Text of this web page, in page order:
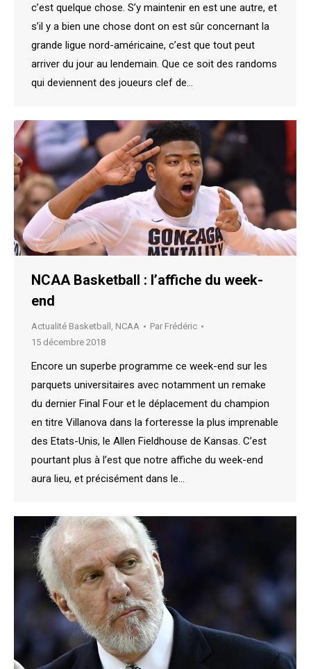
c’est quelque chose. S’y maintenir en est une autre, et
s’il y a bien une chose dont on est sûr concernant la
grande ligue nord-américaine, c’est que tout peut
arriver du jour au lendemain. Que ce soit des randoms
qui deviennent des joueurs clef de…
NCAA Basketball : l’affiche du week-
end
Actualité Basketball , NCAA Par Frédéric
15 décembre 2018
Encore un superbe programme ce week-end sur les
parquets universitaires avec notamment un remake
du dernier Final Four et le déplacement du champion
en titre Villanova dans la forteresse la plus imprenable
des Etats-Unis, le Allen Fieldhouse de Kansas. C’est
pourtant plus à l’est que notre affiche du week-end
aura lieu, et précisément dans le…